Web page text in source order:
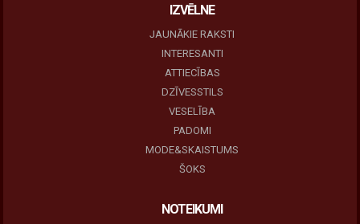
IZVĒLNE
JAUNĀKIE RAKSTI
INTERESANTI
ATTIECĪBAS
DZĪVESSTILS
VESELĪBA
PADOMI
MODE&SKAISTUMS
ŠOKS
NOTEIKUMI